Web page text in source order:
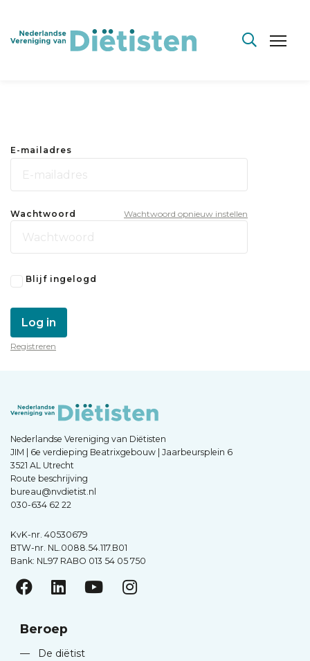
E-mailadres
Wachtwoord Wachtwoord opnieuw instellen
Blijf ingelogd
Log in
Registreren
Nederlandse Vereniging van Diëtisten
JIM | 6e verdieping Beatrixgebouw | Jaarbeursplein 6
3521 AL Utrecht
Route beschrijving
bureau@nvdietist.nl
030-634 62 22
KvK-nr. 40530679
BTW-nr. NL.0088.54.117.B01
Bank: NL97 RABO 013 54 05 750
Beroep
—
De diëtist